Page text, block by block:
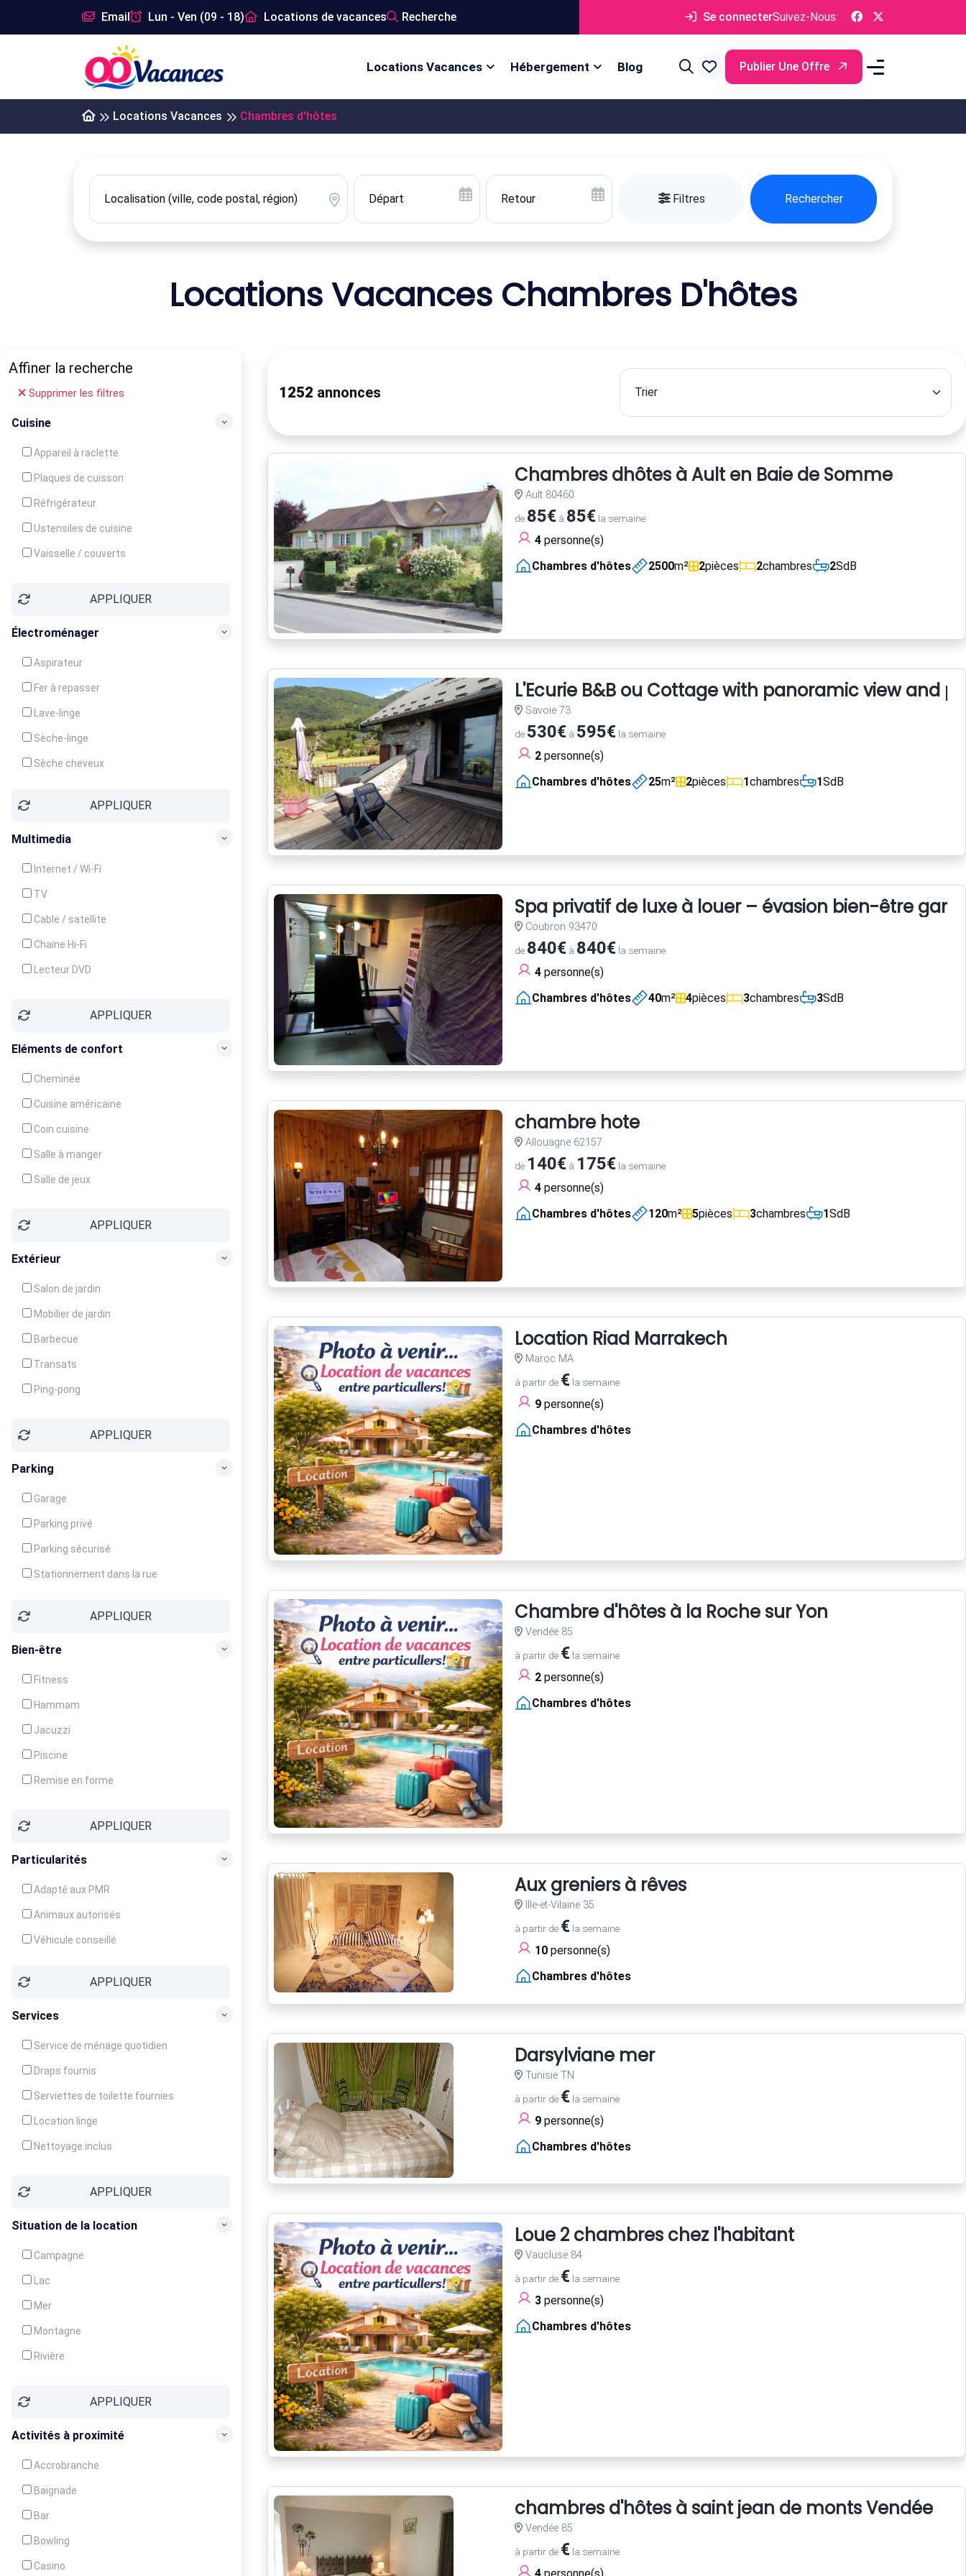
Email Lun - Ven (09 - 18) Locations de vacances Recherche Se connecterSuivez-Nous:
Locations Vacances Hébergement Blog Publier Une Offre
Locations Vacances Chambres d'hôtes
Filtres Rechercher
Locations Vacances Chambres D'hôtes
Affiner la recherche
Supprimer les filtres
Cuisine
Appareil à raclette
Plaques de cuisson
Réfrigérateur
Ustensiles de cuisine
Vaisselle / couverts
Congélateur
APPLIQUER
Électroménager
Aspirateur
Fer à repasser
Lave-linge
Sèche-linge
Sèche cheveux
APPLIQUER
Multimedia
Internet / Wi-Fi
TV
Cable / satellite
Chaine Hi-Fi
Lecteur DVD
APPLIQUER
Eléments de confort
Cheminée
Cuisine américaine
Coin cuisine
Salle à manger
Salle de jeux
Balcon / Terrasse
APPLIQUER
Extérieur
Salon de jardin
Mobilier de jardin
Barbecue
Transats
Ping-pong
Jeux d'enfantsAPPLIQUER
Parking
Garage
Parking privé
Parking sécurisé
Stationnement dans la rue
APPLIQUER
Bien-être
Fitness
Hammam
Jacuzzi
Piscine
Remise en forme
Soins du corpsAPPLIQUER
Particularités
Adapté aux PMR
Animaux autorisés
Véhicule conseillé
APPLIQUER
Services
Service de ménage quotidien
Draps fournis
Serviettes de toilette fournies
Location linge
Nettoyage inclus
Garde d'enfants
Crèche
APPLIQUER
Situation de la location
Campagne
Lac
Mer
Montagne
Rivière
APPLIQUER
Activités à proximité
Accrobranche
Baignade
Bar
Bowling
Casino
1252 annonces
Chambres dhôtes à Ault en Baie de Somme
Ault 80460
de 85€à 85€la semaine
4personne(s)
Chambres d'hôtes
2500m² 2pièces 2chambres 2SdB
L'Ecurie B&B ou Cottage with panoramic view and
Savoie 73
de 530€à 595€la semaine
2personne(s)
Chambres d'hôtes
25m² 2pièces 1chambres 1SdB
Spa privatif de luxe à louer – évasion bien-être
Coubron 93470
de 840€à 840€la semaine
4personne(s)
Chambres d'hôtes
40m² 4pièces 3chambres 3SdB
chambre hote
Allouagne 62157
de 140€à 175€la semaine
4personne(s)
Chambres d'hôtes
120m² 5pièces 3chambres 1SdB
Location Riad Marrakech
Maroc MA
à partir de €la semaine
9personne(s)
Chambres d'hôtes
Chambre d'hôtes à la Roche sur Yon
Vendée 85
à partir de €la semaine
2personne(s)
Chambres d'hôtes
Aux greniers à rêves
Ille-et-Vilaine 35
à partir de €la semaine
10personne(s)
Chambres d'hôtes
Darsylviane mer
Tunisie TN
à partir de €la semaine
9personne(s)
Chambres d'hôtes
Loue 2 chambres chez l'habitant
Vaucluse 84
à partir de €la semaine
3personne(s)
Chambres d'hôtes
chambres d'hôtes à saint jean de monts Vendée
Vendée 85
à partir de €la semaine